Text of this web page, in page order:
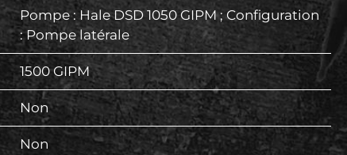
Pompe : Hale DSD 1050 GIPM ; Configuration
: Pompe latérale
1500 GIPM
Non
Non